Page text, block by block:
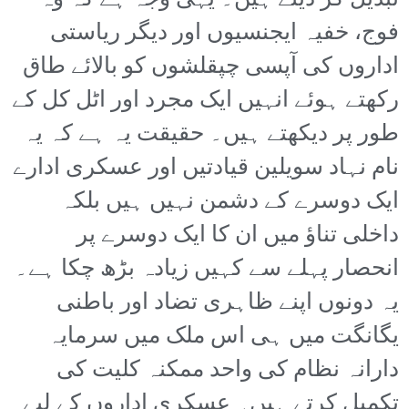
فوج، خفیہ ایجنسیوں اور دیگر ریاستی
اداروں کی آپسی چپقلشوں کو بالائے طاق
رکھتے ہوئے انہیں ایک مجرد اور اٹل کل کے
طور پر دیکھتے ہیں۔ حقیقت یہ ہے کہ یہ
نام نہاد سویلین قیادتیں اور عسکری ادارے
ایک دوسرے کے دشمن نہیں ہیں بلکہ
داخلی تناؤ میں ان کا ایک دوسرے پر
انحصار پہلے سے کہیں زیادہ بڑھ چکا ہے۔
یہ دونوں اپنے ظاہری تضاد اور باطنی
یگانگت میں ہی اس ملک میں سرمایہ
دارانہ نظام کی واحد ممکنہ کلیت کی